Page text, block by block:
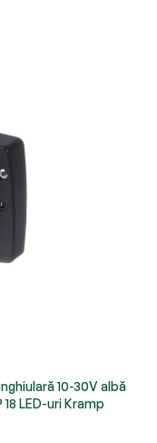
10-30V albă
LED-uri Kramp